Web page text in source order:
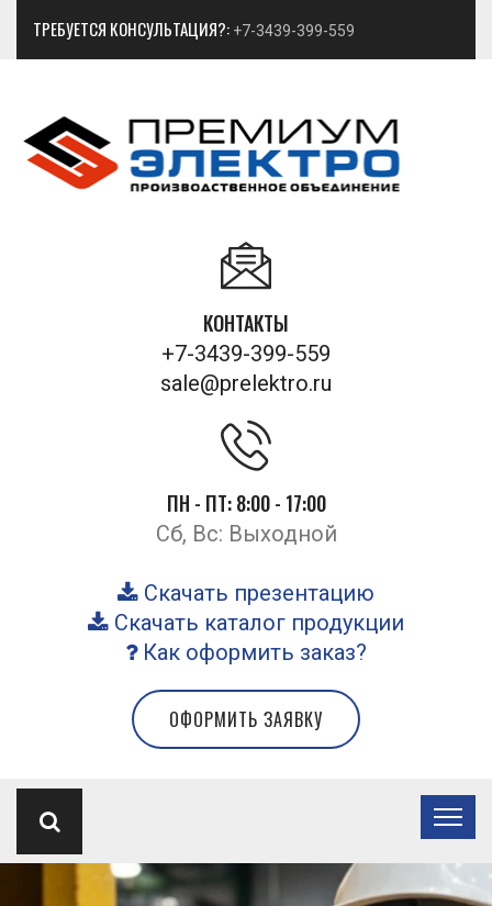
ТРЕБУЕТСЯ КОНСУЛЬТАЦИЯ?: +7-3439-399-559
КОНТАКТЫ
+7-3439-399-559
sale@prelektro.ru
ПН - ПТ: 8:00 - 17:00
Сб, Вс: Выходной
Скачать презентацию
Скачать каталог продукции
Как оформить заказ?
ОФОРМИТЬ ЗАЯВКУ